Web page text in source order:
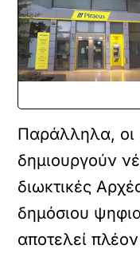
Παράλληλα, οι
δημιουργούν
διωκτικές
δημόσιου
αποτελεί